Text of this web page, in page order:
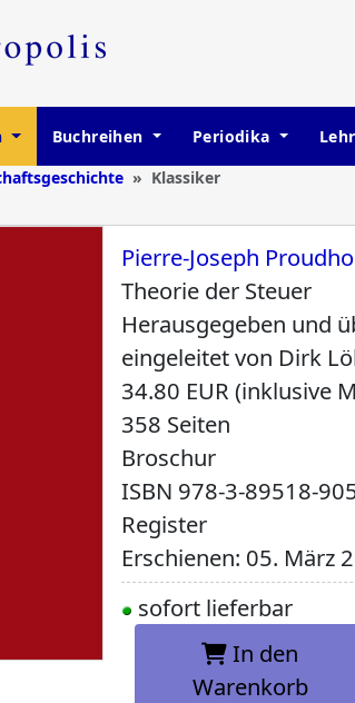
Buchreihen Periodika
Klassiker
Pierre-Joseph
Theorie der Steuer
Herausgegeben und
eingeleitet von Dirk
34.80 EUR (inklusive
358 Seiten
Broschur
ISBN 978-3-89518-
Register
Erschienen: 05. März
sofort lieferbar
In den
Warenkorb